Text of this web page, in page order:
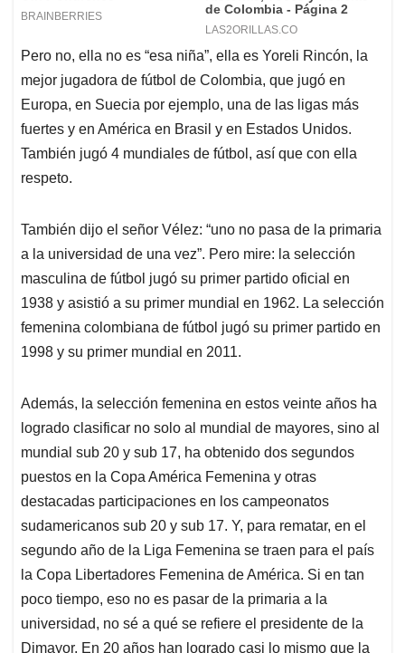
Pero no, ella no es “esa niña”, ella es Yoreli Rincón, la
mejor jugadora de fútbol de Colombia, que jugó en
Europa, en Suecia por ejemplo, una de las ligas más
fuertes y en América en Brasil y en Estados Unidos.
También jugó 4 mundiales de fútbol, así que con ella
respeto.
También dijo el señor Vélez: “uno no pasa de la primaria
a la universidad de una vez”. Pero mire: la selección
masculina de fútbol jugó su primer partido oficial en
1938 y asistió a su primer mundial en 1962. La selección
femenina colombiana de fútbol jugó su primer partido en
1998 y su primer mundial en 2011.
Además, la selección femenina en estos veinte años ha
logrado clasificar no solo al mundial de mayores, sino al
mundial sub 20 y sub 17, ha obtenido dos segundos
puestos en la Copa América Femenina y otras
destacadas participaciones en los campeonatos
sudamericanos sub 20 y sub 17. Y, para rematar, en el
segundo año de la Liga Femenina se traen para el país
la Copa Libertadores Femenina de América. Si en tan
poco tiempo, eso no es pasar de la primaria a la
universidad, no sé a qué se refiere el presidente de la
Dimayor. En 20 años han logrado casi lo mismo que la